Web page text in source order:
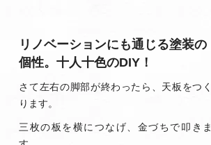
リノベーションにも通じる塗装の
個性。十人十色のDIY！
さて左右の脚部が終わったら、天板をつく
ります。
三枚の板を横につなげ、金づちで叩きま